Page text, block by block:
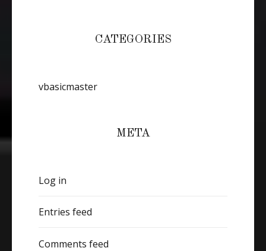
CATEGORIES
vbasicmaster
META
Log in
Entries feed
Comments feed